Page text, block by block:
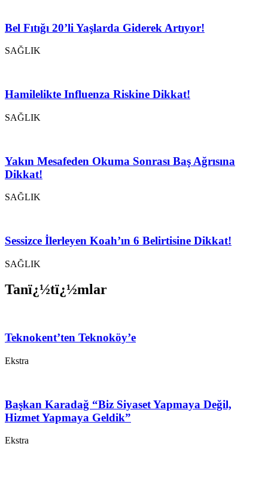
Bel Fıtığı 20’li Yaşlarda Giderek Artıyor!
SAĞLIK
Hamilelikte Influenza Riskine Dikkat!
SAĞLIK
Yakın Mesafeden Okuma Sonrası Baş Ağrısına
Dikkat!
SAĞLIK
Sessizce İlerleyen Koah’ın 6 Belirtisine Dikkat!
SAĞLIK
Tanï¿½tï¿½mlar
Teknokent’ten Teknoköy’e
Ekstra
Başkan Karadağ “Biz Siyaset Yapmaya Değil,
Hizmet Yapmaya Geldik”
Ekstra